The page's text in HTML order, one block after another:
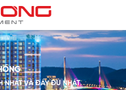
NHẤT VÀ ĐẦY ĐỦ NHẤT